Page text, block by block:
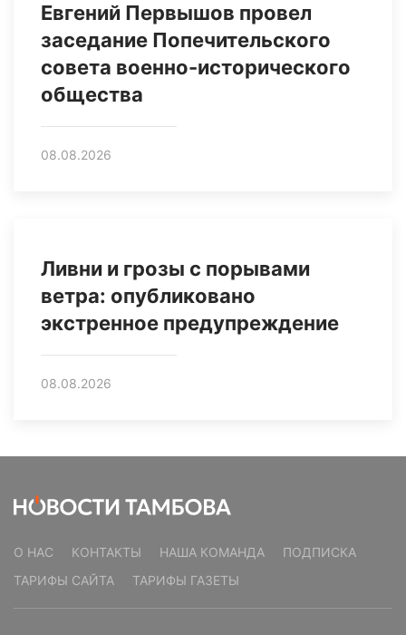
Евгений Первышов провел
заседание Попечительского
совета военно-исторического
общества
08.08.2026
Ливни и грозы с порывами
ветра: опубликовано
экстренное предупреждение
08.08.2026
О НАС КОНТАКТЫ НАША КОМАНДА
ПОДПИСКА
ТАРИФЫ САЙТА
ТАРИФЫ ГАЗЕТЫ